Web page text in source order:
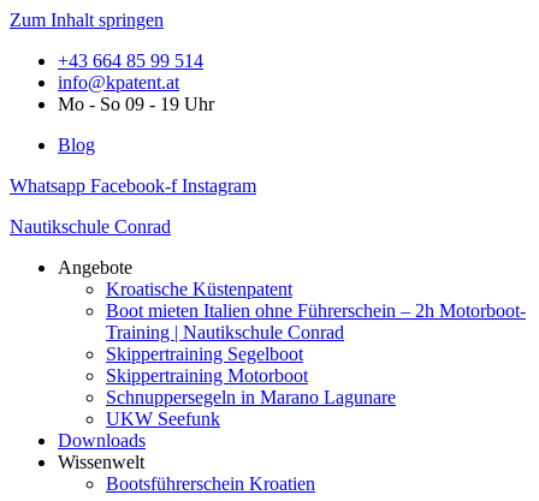
Zum Inhalt springen
+43 664 85 99 514
info@kpatent.at
Mo - So 09 - 19 Uhr
Blog
Whatsapp Facebook-f Instagram
Nautikschule Conrad
Angebote
Kroatische Küstenpatent
Boot mieten Italien ohne Führerschein – 2h Motorboot-
Training | Nautikschule Conrad
Skippertraining Segelboot
Skippertraining Motorboot
Schnuppersegeln in Marano Lagunare
UKW Seefunk
Downloads
Wissenwelt
Bootsführerschein Kroatien